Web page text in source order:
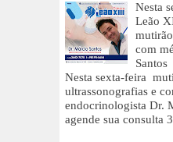
Nesta
Leão
com
Santos
Nesta sexta-feira
ultrassonografias e
endocrinologista Dr.
agende sua consulta